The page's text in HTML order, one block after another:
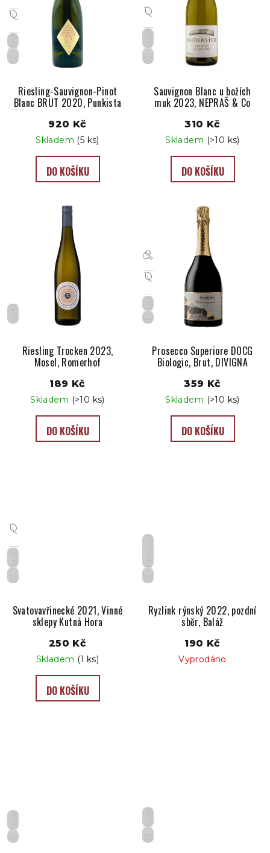
CZ
Brut
Riesling-Sauvignon-Pinot
Blanc BRUT 2020, Punkista
920 Kč
Skladem (5 ks)
DO KOŠÍKU
CZ
Suché
Sauvignon Blanc u božích
muk 2023, NEPRAŠ & Co
310 Kč
Skladem (>10 ks)
DO KOŠÍKU
Suché
Riesling Trocken 2023,
Mosel, Romerhof
189 Kč
Skladem (>10 ks)
DO KOŠÍKU
IT
Brut
Prosecco Superiore DOCG
Biologic, Brut, DIVIGNA
359 Kč
Skladem (>10 ks)
DO KOŠÍKU
CZ
Suché
Svatovavřinecké 2021, Vinné
sklepy Kutná Hora
250 Kč
Skladem (1 ks)
DO KOŠÍKU
CZ
Ryzlink rýnský 2022, pozdní
sběr, Baláž
190 Kč
Vyprodáno
IT
Suché
GR
Suché